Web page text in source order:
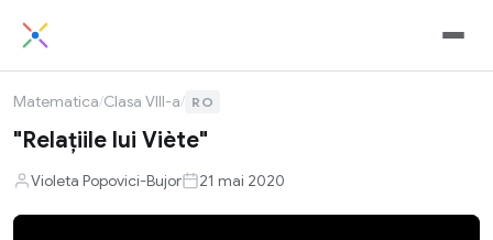
Matematica/Clasa VIII-a/ RO
"Relațiile lui Viète"
Violeta Popovici-Bujor 21 mai 2020